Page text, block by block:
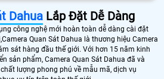
Dahua Lắp Đặt Dễ Dàng
công nghệ mới hoàn toàn dễ dàng cài đặt
Quan Sát Dahua là thương hiệu Camera
sát hàng đầu thế giới. Với hơn 15 năm kinh
sản phẩm, Camera Quan Sát Dahua đã và
lượng phong phú về mẫu mã, dịch vụ